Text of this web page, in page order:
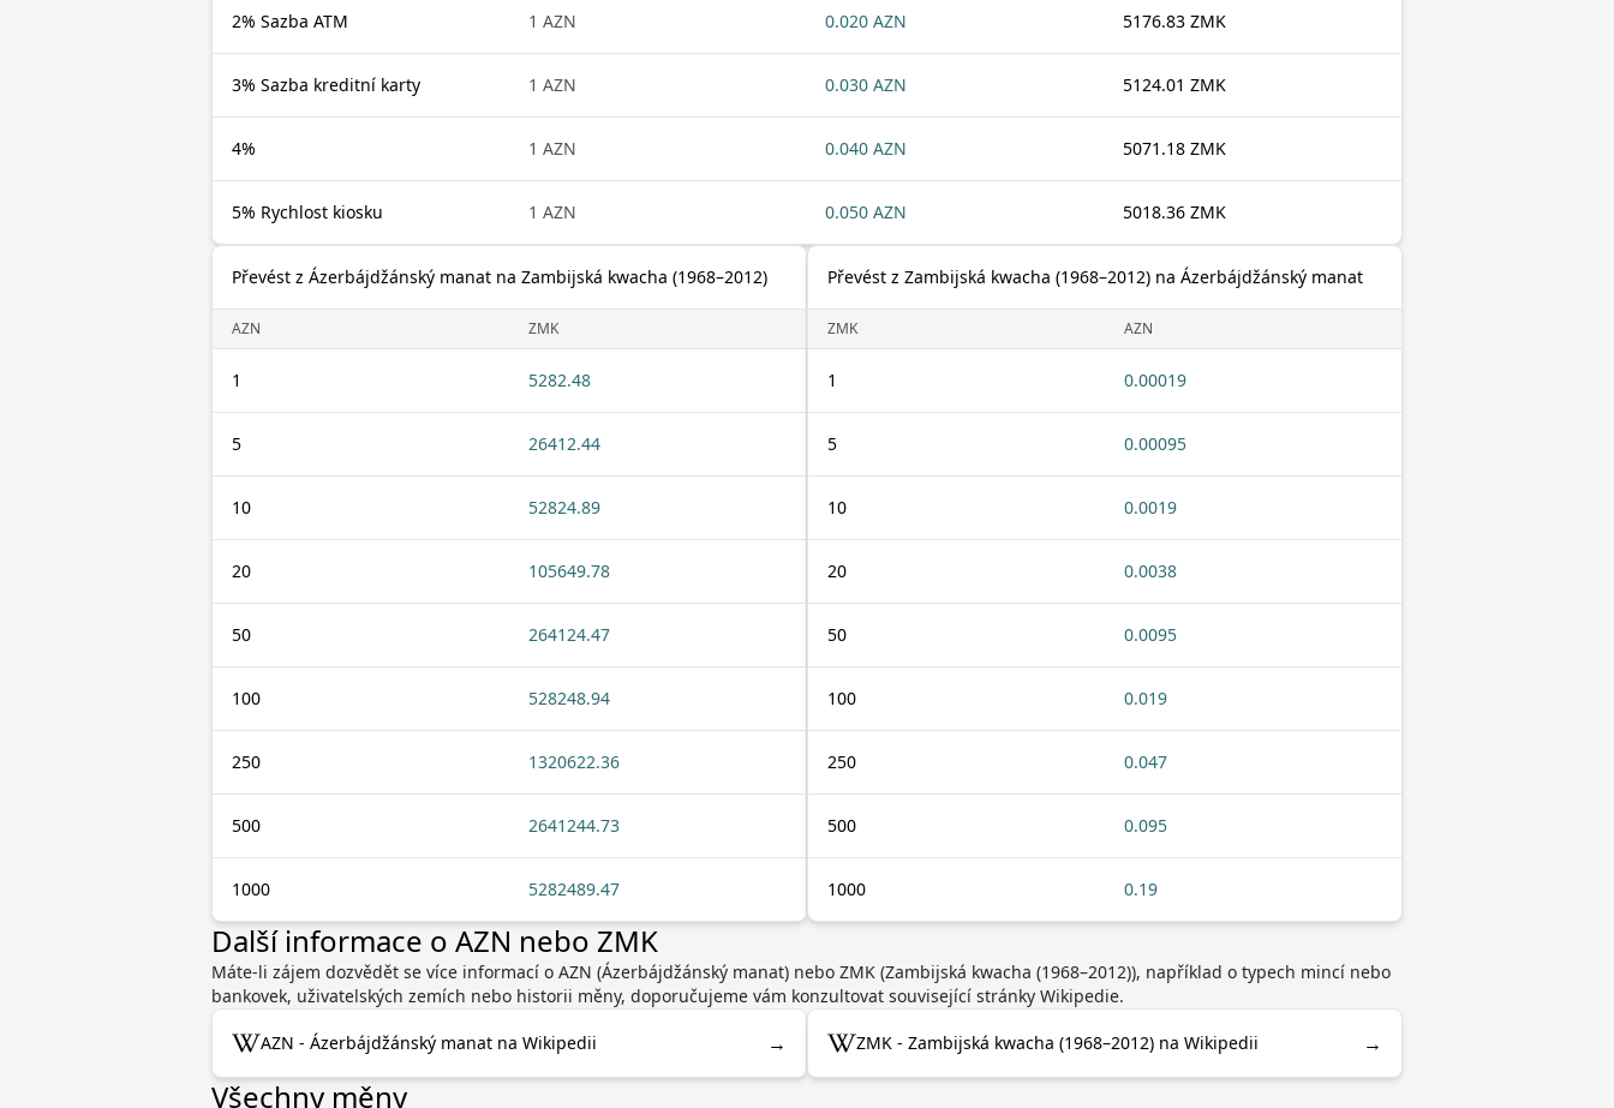
2% Sazba ATM 1 AZN 0.020 AZN 5176.83 ZMK
3% Sazba kreditní karty 1 AZN 0.030 AZN 5124.01 ZMK
4% 1 AZN 0.040 AZN 5071.18 ZMK
5% Rychlost kiosku 1 AZN 0.050 AZN 5018.36 ZMK
Převést z Ázerbájdžánský manat na Zambijská kwacha (1968–2012)
AZN ZMK
1 5282.48
5 26412.44
10 52824.89
20 105649.78
50 264124.47
100 528248.94
250 1320622.36
500 2641244.73
1000 5282489.47
Převést z Zambijská kwacha (1968–2012) na Ázerbájdžánský manat
ZMK AZN
1 0.00019
5 0.00095
10 0.0019
20 0.0038
50 0.0095
100 0.019
250 0.047
500 0.095
1000 0.19
Další informace o AZN nebo ZMK
Máte-li zájem dozvědět se více informací o AZN (Ázerbájdžánský manat) nebo ZMK (Zambijská kwacha (1968–2012)), například o typech mincí nebo
bankovek, uživatelských zemích nebo historii měny, doporučujeme vám konzultovat související stránky Wikipedie.
AZN - Ázerbájdžánský manat na Wikipedii → ZMK - Zambijská kwacha (1968–2012) na Wikipedii →
Všechny měny